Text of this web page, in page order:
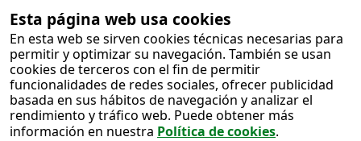
Esta página web usa cookies
En esta web se sirven cookies técnicas necesarias para
permitir y optimizar su navegación. También se usan
cookies de terceros con el fin de permitir
funcionalidades de redes sociales, ofrecer publicidad
basada en sus hábitos de navegación y analizar el
rendimiento y tráfico web. Puede obtener más
información en nuestra Política de cookies.